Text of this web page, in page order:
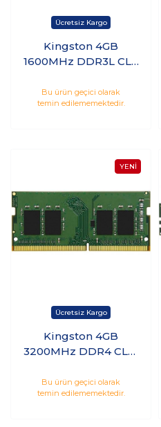
Kingston 4GB
1600MHz DDR3L CL11
KVR16LN11/4WP
Bu ürün geçici olarak
temin edilememektedir.
Kingston 4GB
3200MHz DDR4 CL19
KVR32S22S6/4
Bu ürün geçici olarak
temin edilememektedir.